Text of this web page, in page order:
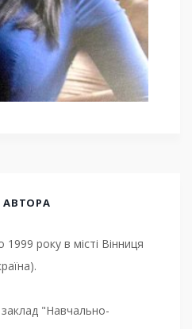
АВТОРА
року в місті Вінниця
"Навчально-